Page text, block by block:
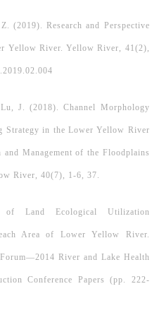
Research and Perspective
Yellow River. Yellow River, 41(2),
J. (2018). Channel Morphology
Strategy in the Lower Yellow River
Management of the Floodplains
River, 40(7), 1-6, 37.
Land Ecological Utilization
Area of Lower Yellow River.
River and Lake Health
Conference Papers (pp. 222-